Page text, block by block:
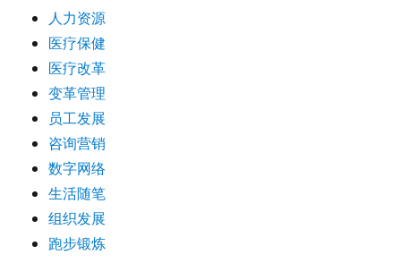
人力资源
医疗保健
医疗改革
变革管理
员工发展
咨询营销
数字网络
生活随笔
组织发展
跑步锻炼